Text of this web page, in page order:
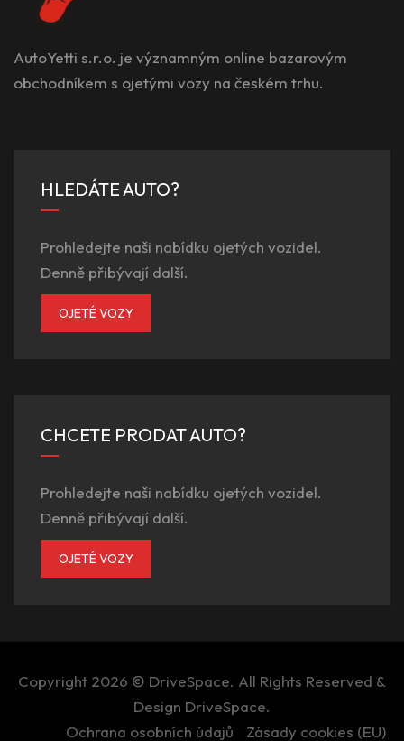
AutoYetti s.r.o. je významným online bazarovým
obchodníkem s ojetými vozy na českém trhu.
HLEDÁTE AUTO?
Prohledejte naši nabídku ojetých vozidel.
Denně přibývají další.
OJETÉ VOZY
CHCETE PRODAT AUTO?
Prohledejte naši nabídku ojetých vozidel.
Denně přibývají další.
OJETÉ VOZY
Copyright 2026 © DriveSpace. All Rights Reserved &
Design DriveSpace.
Ochrana osobních údajů
Zásady cookies (EU)